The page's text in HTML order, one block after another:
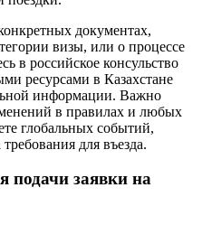
документах,
визы, или о процессе
в российское консульство
ресурсами в Казахстане
информации. Важно
в правилах и любых
глобальных событий,
для въезда.
подачи заявки на